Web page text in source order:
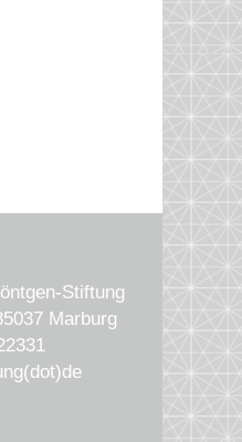
Stiftung
Marburg